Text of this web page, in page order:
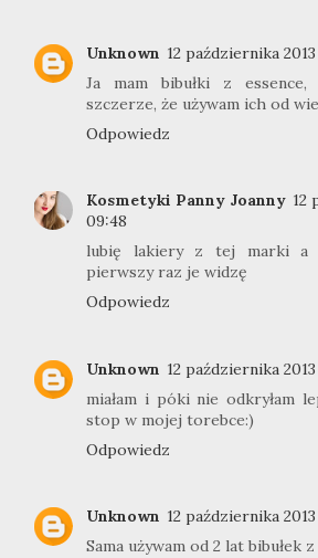
Unknown 12 października
Ja mam bibułki z
szczerze, że używam ich od
Odpowiedz
Kosmetyki Panny Joanny 12
09:48
lubię lakiery z tej marki a
pierwszy raz je widzę
Odpowiedz
Unknown 12 października
miałam i póki nie odkryłam
stop w mojej torebce:)
Odpowiedz
Unknown 12 października 2013
Sama używam od 2 lat bibułek